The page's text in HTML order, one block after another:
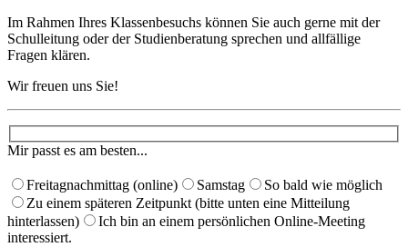
Im Rahmen Ihres Klassenbesuchs können Sie auch gerne mit der
Schulleitung oder der Studienberatung sprechen und allfällige
Fragen klären.
Wir freuen uns Sie!
Mir passt es am besten...
Freitagnachmittag (online) Samstag
So bald wie möglich
Zu einem späteren Zeitpunkt (bitte unten eine Mitteilung
hinterlassen)
Ich bin an einem persönlichen Online-Meeting
interessiert.